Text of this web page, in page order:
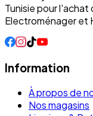
Tunisie pour
Electroménager et
Information
À propos de
Nos magasins